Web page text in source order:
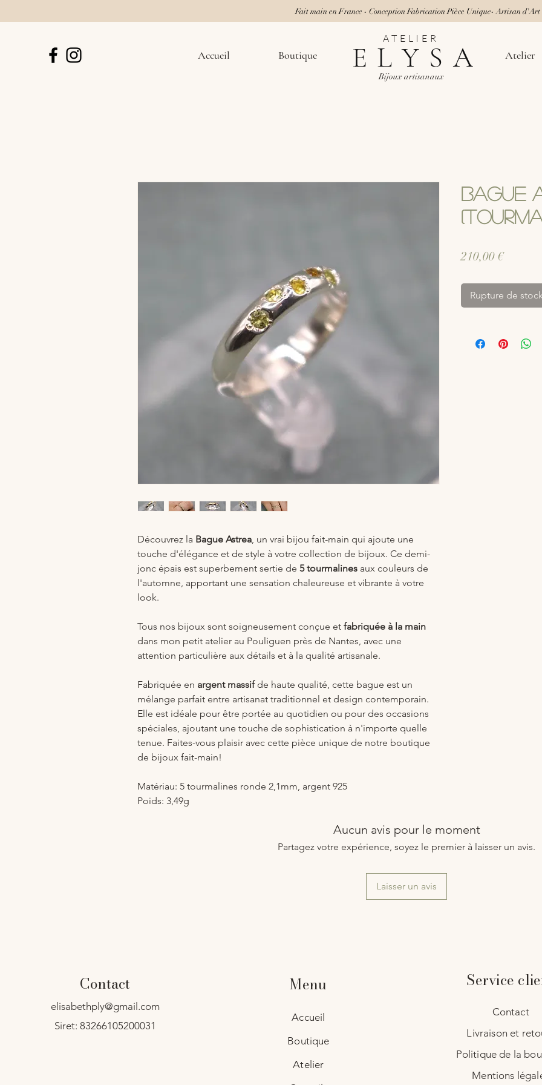
Fait main en France - Conception Fabrication Pièce Unique- Artisan d'Art
ATELIER
Accueil Boutique ELYSA Atelier
Bijoux artisanaux
Découvrez la Bague Astrea , un vrai bijou fait-main qui ajoute une
touche d'élégance et de style à votre collection de bijoux. Ce demi-
jonc épais est superbement sertie de 5 tourmalines aux couleurs de
l'automne, apportant une sensation chaleureuse et vibrante à votre
look.
Tous nos bijoux sont soigneusement conçue et fabriquée à la main
dans mon petit atelier au Pouliguen près de Nantes, avec une
attention particulière aux détails et à la qualité artisanale.
Fabriquée en argent massifde haute qualité, cette bague est un
mélange parfait entre artisanat traditionnel et design contemporain.
Elle est idéale pour être portée au quotidien ou pour des occasions
spéciales, ajoutant une touche de sophistication à n'importe quelle
tenue. Faites-vous plaisir avec cette pièce unique de notre boutique
de bijoux fait-main!
Matériau: 5 tourmalines ronde 2,1mm, argent 925
Poids: 3,49g
Bague
210,00 €Prix
Rupture de
Aucun avis pour le moment
Partagez votre expérience, soyez le premier à laisser un avis.
Laisser un avis
Contact
elisabethply@gmail.com
Siret: 83266105200031
Menu
Accueil
Boutique
Atelier
Service
Contact
Livraison et
Politique de la
Mentions